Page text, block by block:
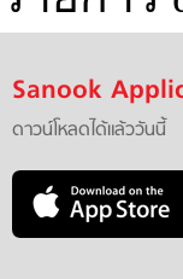
Sanook
ดาวน์โหลดได้แล้ววันนี้